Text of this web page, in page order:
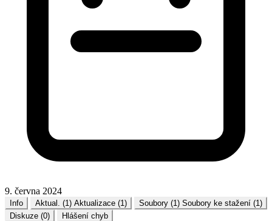
9. června 2024
Info Aktual. (1) Aktualizace (1) Soubory (1) Soubory ke stažení (1)
Diskuze (0)
Hlášení chyb